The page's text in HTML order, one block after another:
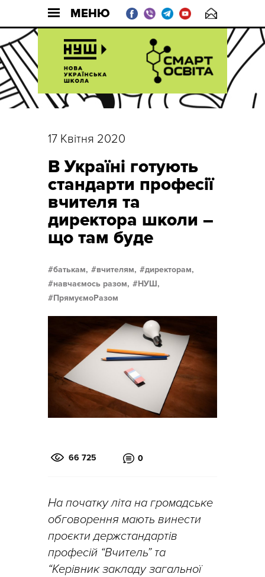
МЕНЮ
17 Квітня 2020
В Україні готують
стандарти професії
вчителя та
директора школи –
що там буде
батькам, вчителям,
директорам,
навчаємось разом,
НУШ,
ПрямуємоРазом
66 725 0
На початку літа на громадське
обговорення мають винести
проєкти держстандартів
професій “Вчитель” та
“Керівник закладу загальної